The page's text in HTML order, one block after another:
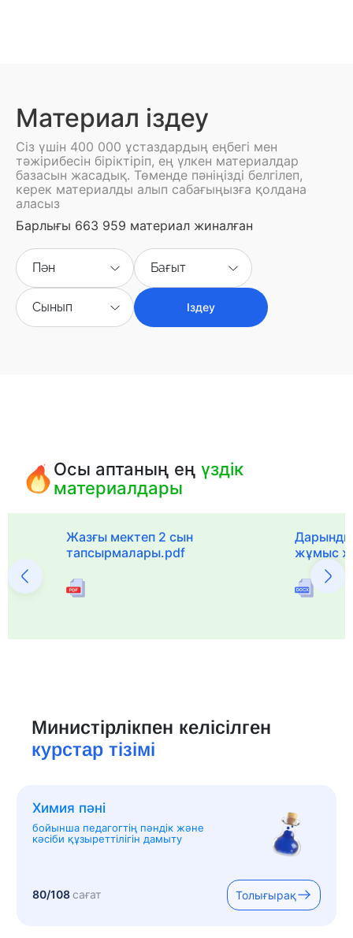
Материал іздеу
Сіз үшін 400 000 ұстаздардың еңбегі мен
тәжірибесін біріктіріп, ең үлкен материалдар
базасын жасадық. Төменде пәніңізді белгілеп,
керек материалды алып сабағыңызға қолдана
аласыз
Барлығы 663 959 материал жиналған
Пән Бағыт
Сынып Іздеу
Осы аптаның еңүздік
материалдары
Жазғы мектеп 2 сын
тапсырмалары.pdf
жұмыс
Министірлікпен келісілген
курстар тізімі
Химия пәні
бойынша педагогтің пәндік және
кәсіби құзыреттілігін дамыту
80/108сағат Толығырақ